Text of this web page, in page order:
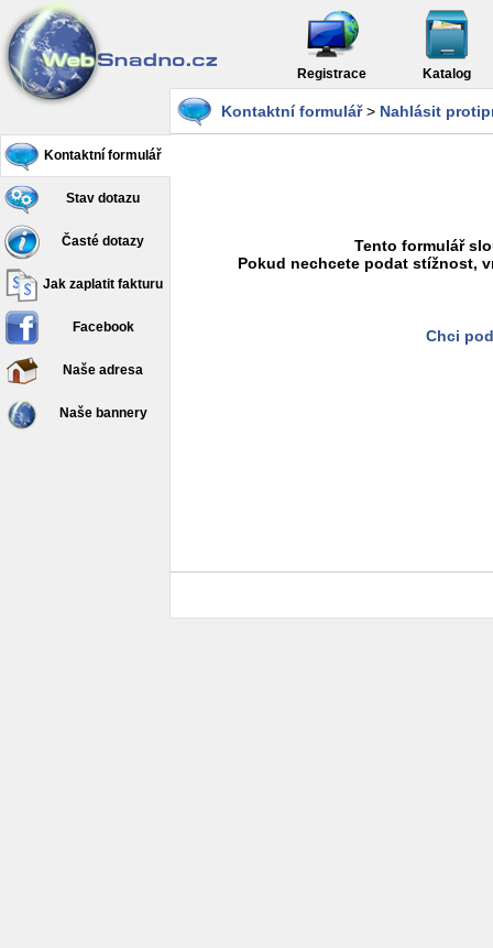
Registrace Katalog
Kontaktní formulář
Stav dotazu
Časté dotazy
Jak zaplatit fakturu
Facebook
Naše adresa
Naše bannery
Kontaktní formulář> Nahlásit
Tento formulář
Pokud nechcete podat stížnost,
Chci